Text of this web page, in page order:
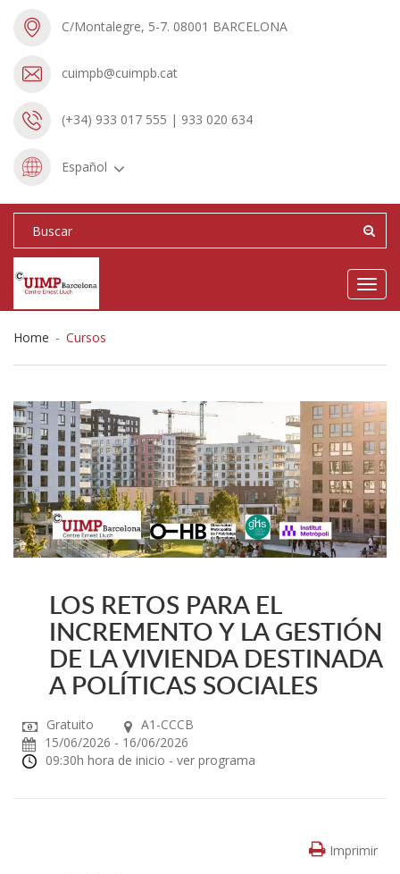
C/Montalegre, 5-7. 08001 BARCELONA
cuimpb@cuimpb.cat
(+34) 933 017 555 | 933 020 634
Español
Home - Cursos
LOS RETOS PARA EL
INCREMENTO Y LA GESTIÓN
DE LA VIVIENDA DESTINADA
A POLÍTICAS SOCIALES
Gratuito
A1-CCCB
15/06/2026 - 16/06/2026
09:30h hora de inicio - ver programa
Imprimir